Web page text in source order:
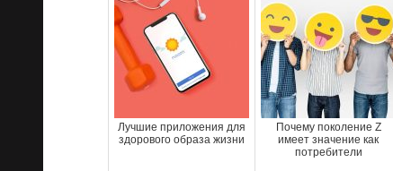
Лучшие приложения для
здорового образа жизни
Почему поколение Z
имеет значение как
потребители